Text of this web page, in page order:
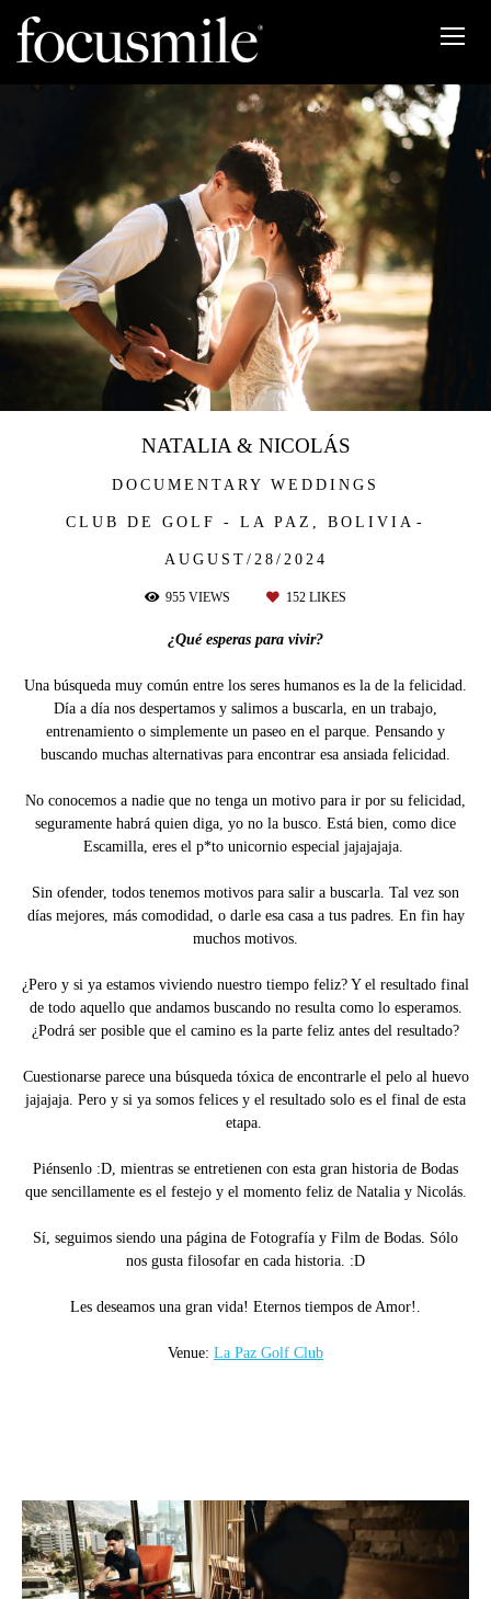
DOCUMENTARY WEDDINGS
CLUB DE GOLF - LA PAZ, BOLIVIA
AUGUST/28/2024
NATALIA & NICOLÁS
955 VIEWS 152 LIKES
¿Qué esperas para vivir?
Una búsqueda muy común entre los seres humanos es la de la felicidad.
Día a día nos despertamos y salimos a buscarla, en un trabajo,
entrenamiento o simplemente un paseo en el parque. Pensando y
buscando muchas alternativas para encontrar esa ansiada felicidad.
No conocemos a nadie que no tenga un motivo para ir por su felicidad,
seguramente habrá quien diga, yo no la busco. Está bien, como dice
Escamilla, eres el p*to unicornio especial jajajajaja.
Sin ofender, todos tenemos motivos para salir a buscarla. Tal vez son
días mejores, más comodidad, o darle esa casa a tus padres. En fin hay
muchos motivos.
¿Pero y si ya estamos viviendo nuestro tiempo feliz? Y el resultado final
de todo aquello que andamos buscando no resulta como lo esperamos.
¿Podrá ser posible que el camino es la parte feliz antes del resultado?
Cuestionarse parece una búsqueda tóxica de encontrarle el pelo al huevo
jajajaja. Pero y si ya somos felices y el resultado solo es el final de esta
etapa.
Piénsenlo :D, mientras se entretienen con esta gran historia de Bodas
que sencillamente es el festejo y el momento feliz de Natalia y Nicolás.
Sí, seguimos siendo una página de Fotografía y Film de Bodas. Sólo
nos gusta filosofar en cada historia. :D
Les deseamos una gran vida! Eternos tiempos de Amor!.
Venue: La Paz Golf Club